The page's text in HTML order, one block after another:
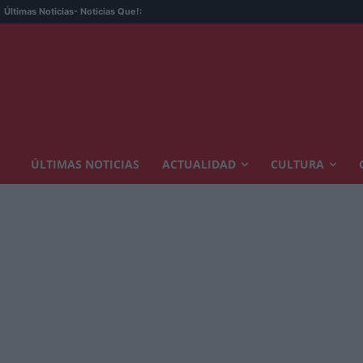
Últimas Noticias- Noticias Que!:
ÚLTIMAS NOTICIAS ACTUALIDAD CULTURA